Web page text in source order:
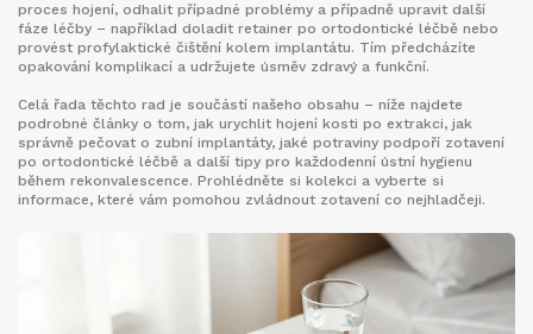
proces hojení, odhalit případné problémy a případně upravit další
fáze léčby – například doladit retainer po ortodontické léčbě nebo
provést profylaktické čištění kolem implantátu. Tím předcházíte
opakování komplikací a udržujete úsměv zdravý a funkční.
Celá řada těchto rad je součástí našeho obsahu – níže najdete
podrobné články o tom, jak urychlit hojení kosti po extrakci, jak
správně pečovat o zubní implantáty, jaké potraviny podpoří zotavení
po ortodontické léčbě a další tipy pro každodenní ústní hygienu
během rekonvalescence. Prohlédněte si kolekci a vyberte si
informace, které vám pomohou zvládnout zotavení co nejhladčeji.